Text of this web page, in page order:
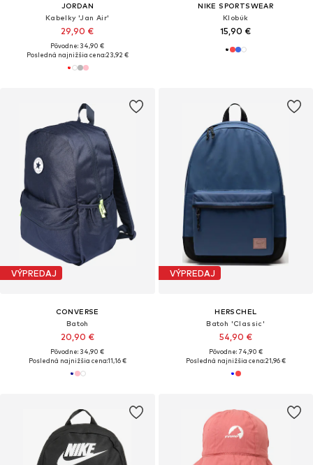
JORDAN
Kabelky 'Jan Air'
29,90 €
Pôvodne: 34,90 €
Posledná najnižšia cena:23,92 €
NIKE SPORTSWEAR
Klobúk
15,90 €
VÝPREDAJ
CONVERSE
Batoh
20,90 €
Pôvodne: 34,90 €
Posledná najnižšia cena:11,16 €
VÝPREDAJ
HERSCHEL
Batoh 'Classic'
54,90 €
Pôvodne: 74,90 €
Posledná najnižšia cena:21,96 €